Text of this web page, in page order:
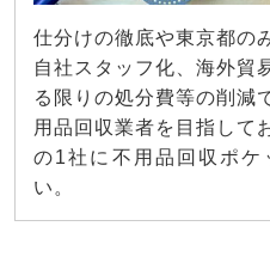
仕分けの徹底や東京都の
自社スタッフ化、海外貿
る限りの処分費等の削減
用品回収業者を目指して
の1社に不用品回収ポケ
い。